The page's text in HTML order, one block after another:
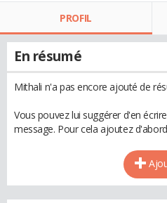
PROFIL
En résumé
Mithali n'a pas encore ajouté de
Vous pouvez lui suggérer d'en
message. Pour cela ajoutez